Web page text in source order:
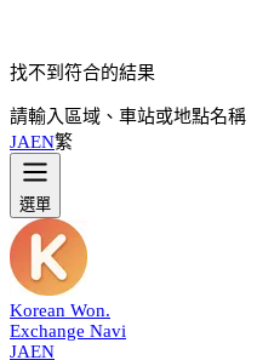
找不到符合的結果
請輸入區域、車站或地點名稱
JAEN繁
選單
Korean Won.
Exchange Navi
JAEN